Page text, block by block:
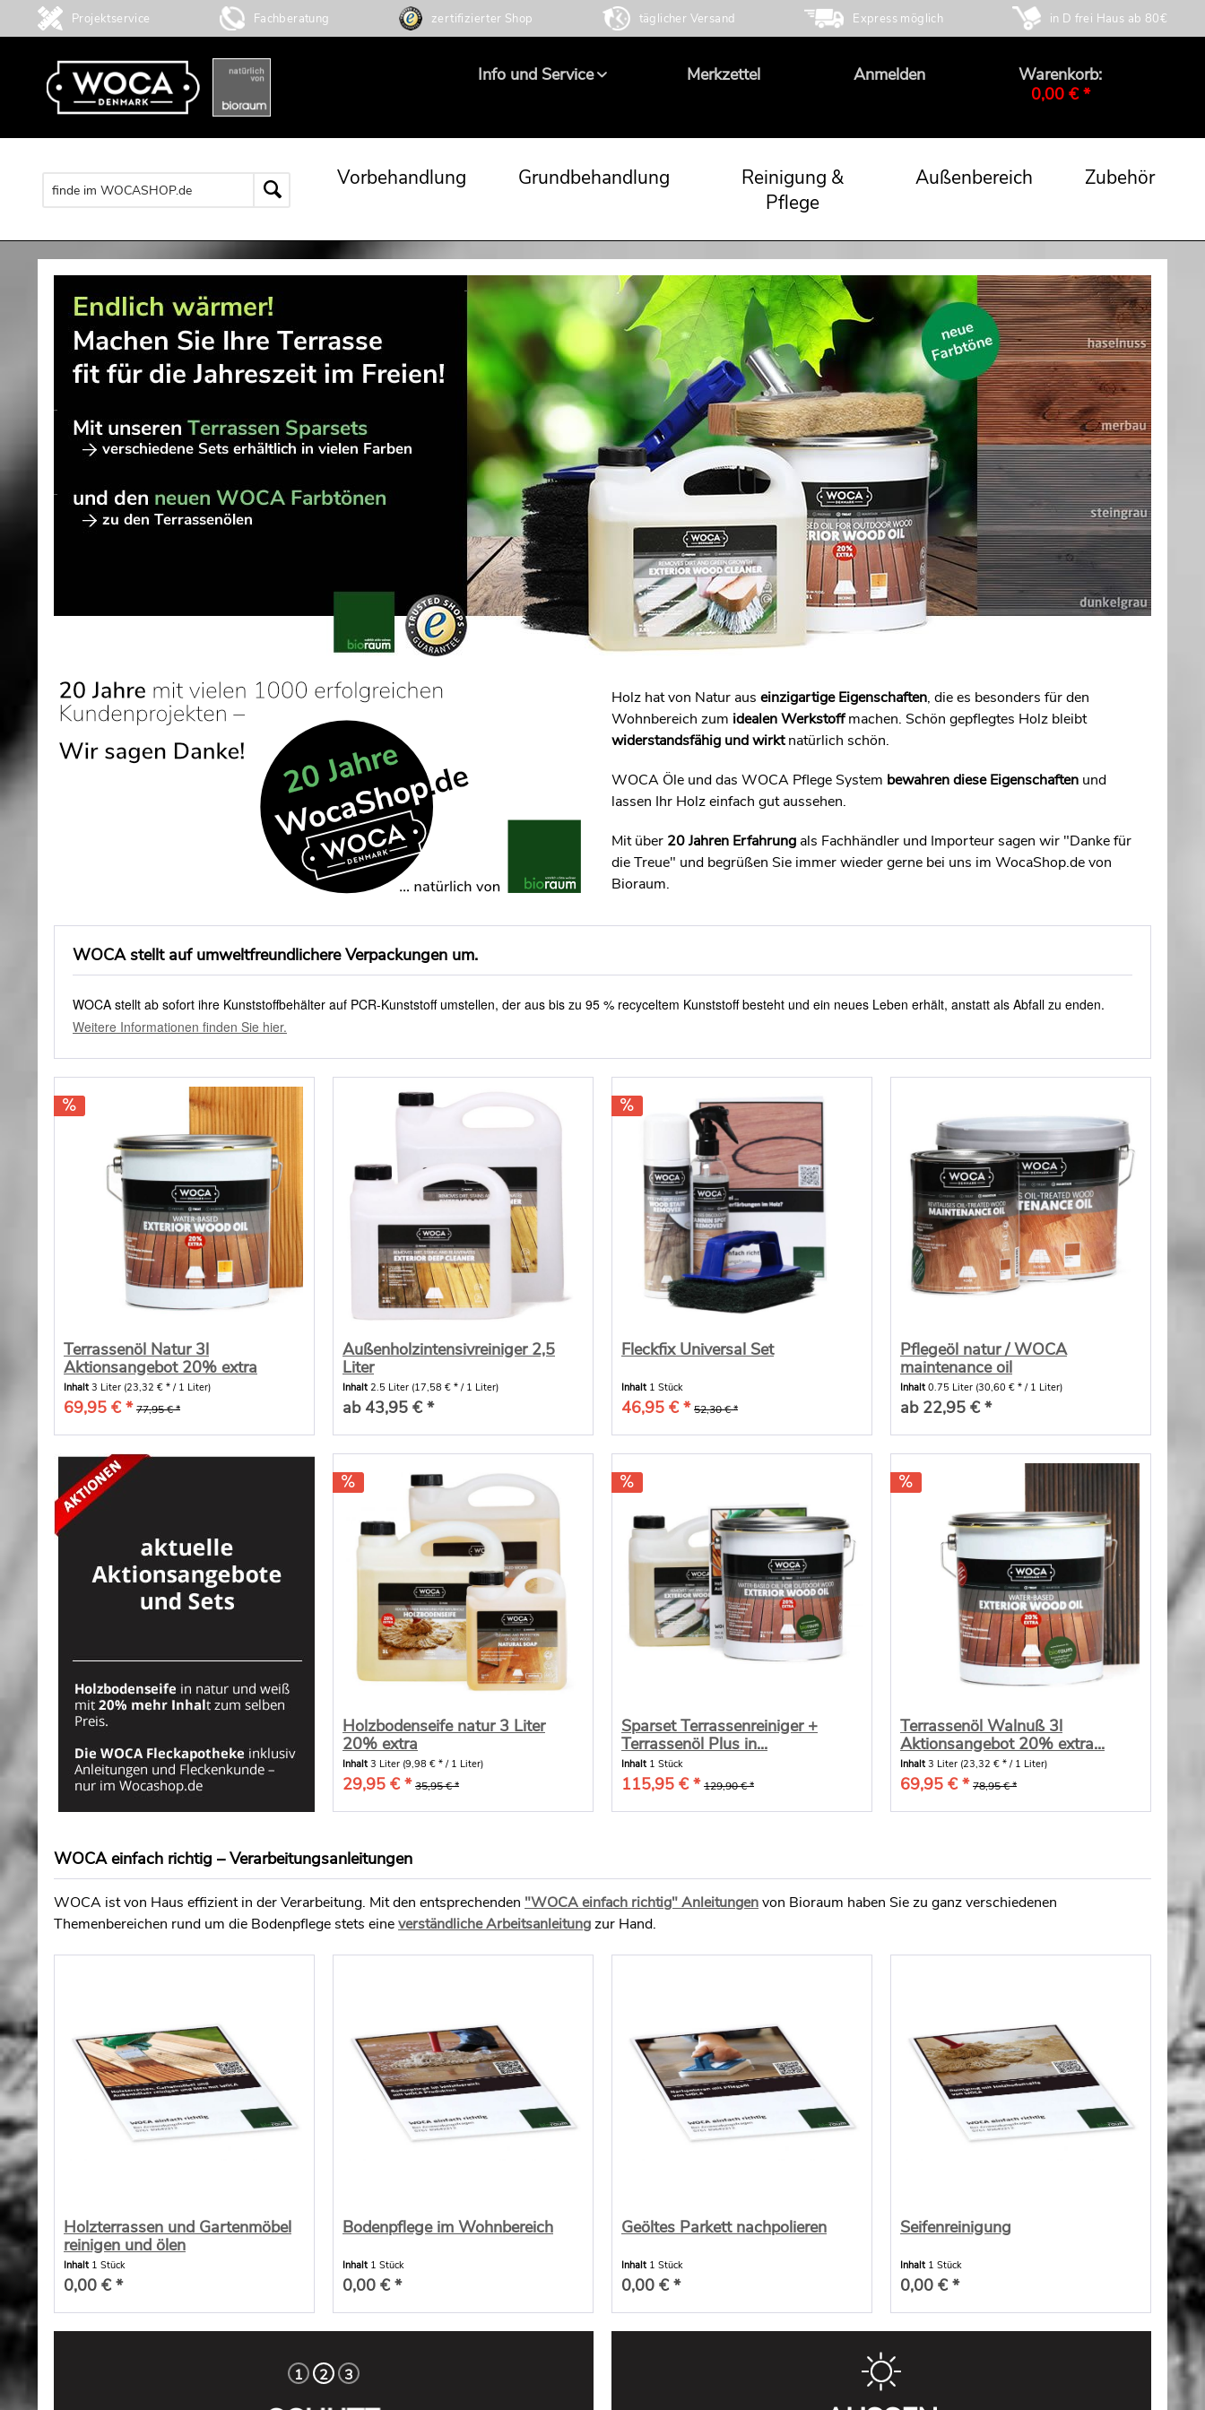
Projektservice Fachberatung zertifizierter Shop täglicher Versand Express möglich in D frei Haus ab 80€
Info und Service Merkzettel Anmelden
Warenkorb:
0,00 € *
Vorbehandlung Grundbehandlung
Reinigung &
Pflege
Außenbereich Zubehör
Holz hat von Natur aus einzigartige Eigenschaften, die es besonders für den
Wohnbereich zum idealen Werkstoffmachen. Schön gepflegtes Holz bleibt
widerstandsfähig und wirktnatürlich schön.
WOCA Öle und das WOCA Pflege System bewahren diese Eigenschaften und
lassen Ihr Holz einfach gut aussehen.
Mit über 20 Jahren Erfahrung als Fachhändler und Importeur sagen wir "Danke für
die Treue" und begrüßen Sie immer wieder gerne bei uns im WocaShop.de von
Bioraum.
WOCA stellt auf umweltfreundlichere Verpackungen um.
WOCA stellt ab sofort ihre Kunststoffbehälter auf PCR-Kunststoff umstellen, der aus bis zu 95 % recyceltem Kunststoff besteht und ein neues Leben erhält, anstatt als Abfall zu enden.
Weitere Informationen finden Sie hier.
Terrassenöl Natur 3l
Aktionsangebot 20% extra
Inhalt 3 Liter (23,32 € * / 1 Liter)
69,95 € * 77,95 € *
Außenholzintensivreiniger 2,5
Liter
Inhalt 2.5 Liter (17,58 € * / 1 Liter)
ab 43,95 € *
Fleckfix Universal Set
Inhalt 1 Stück
46,95 € * 52,30 € *
Pflegeöl natur / WOCA
maintenance oil
Inhalt 0.75 Liter (30,60 € * / 1 Liter)
ab 22,95 € *
Holzbodenseife natur 3 Liter
20% extra
Inhalt 3 Liter (9,98 € * / 1 Liter)
29,95 € * 35,95 € *
Sparset Terrassenreiniger +
Terrassenöl Plus in...
Inhalt 1 Stück
115,95 € * 129,90 € *
Terrassenöl Walnuß 3l
Aktionsangebot 20% extra...
Inhalt 3 Liter (23,32 € * / 1 Liter)
69,95 € * 78,95 € *
WOCA einfach richtig – Verarbeitungsanleitungen
WOCA ist von Haus effizient in der Verarbeitung. Mit den entsprechenden "WOCA einfach richtig" Anleitungenvon Bioraum haben Sie zu ganz verschiedenen
Themenbereichen rund um die Bodenpflege stets eineverständliche Arbeitsanleitungzur Hand.
Holzterrassen und Gartenmöbel
reinigen und ölen
Inhalt 1 Stück
0,00 € *
Bodenpflege im Wohnbereich
Inhalt 1 Stück
0,00 € *
Geöltes Parkett nachpolieren
Inhalt 1 Stück
0,00 € *
Seifenreinigung
Inhalt 1 Stück
0,00 € *
1 2 3